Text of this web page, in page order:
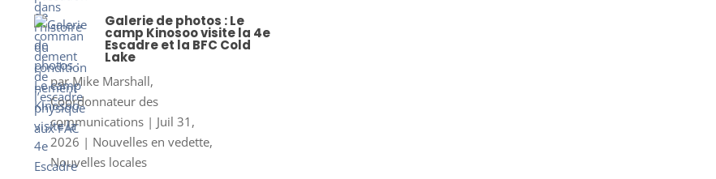
Galerie de photos : Le
camp Kinosoo visite la 4e
Escadre et la BFC Cold
Lake
parMike Marshall,
Coordonnateur des
communications| Juil 31,
2026 | Nouvelles en vedette,
Nouvelles locales